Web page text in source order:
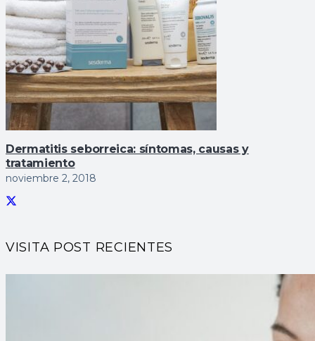
Dermatitis seborreica: sí­ntomas, causas y
tratamiento
noviembre 2, 2018
VISITA POST RECIENTES